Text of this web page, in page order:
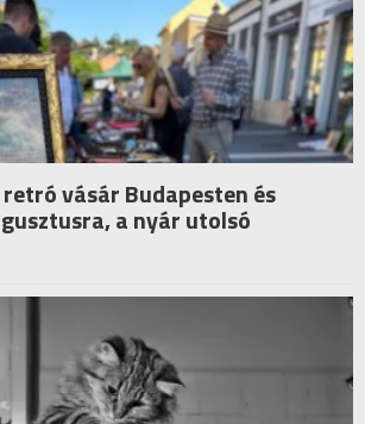
vásár Budapesten és
a nyár utolsó